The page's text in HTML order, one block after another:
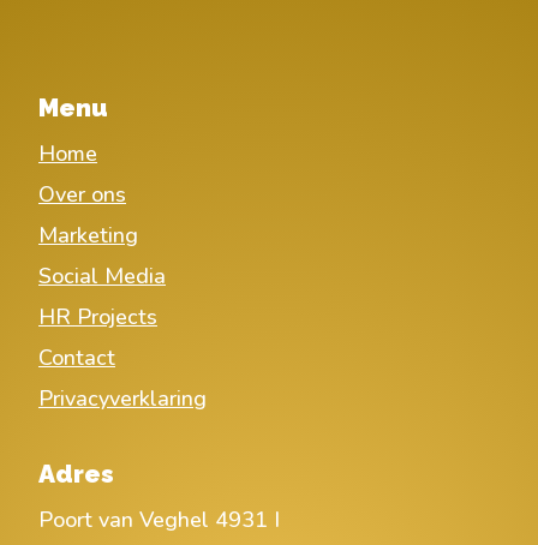
Menu
Home
Over ons
Marketing
Social Media
HR Projects
Contact
Privacyverklaring
Adres
Poort van Veghel 4931 I